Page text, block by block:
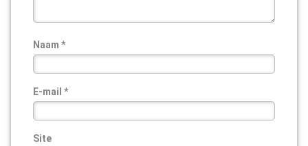
Naam *
E-mail *
Site